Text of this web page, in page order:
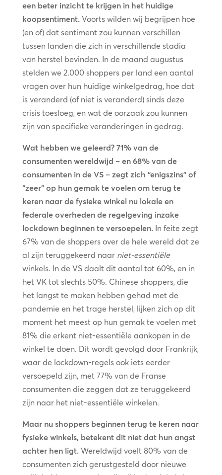
een beter inzicht te krijgen in het huidige
koopsentiment.Voorts wilden wij begrijpen hoe
(en of) dat sentiment zou kunnen verschillen
tussen landen die zich in verschillende stadia
van herstel bevinden. In de maand augustus
stelden we 2.000 shoppers per land een aantal
vragen over hun huidige winkelgedrag, hoe dat
is veranderd (of niet is veranderd) sinds deze
crisis toesloeg, en wat de oorzaak zou kunnen
zijn van specifieke veranderingen in gedrag.
Wat hebben we geleerd? 71% van de
consumenten wereldwijd – en 68% van de
consumenten in de VS – zegt zich “enigszins” of
“zeer” op hun gemak te voelen om terug te
keren naar de fysieke winkel nu lokale en
federale overheden de regelgeving inzake
lockdown beginnen te versoepelen.In feite zegt
67% van de shoppers over de hele wereld dat ze
al zijn teruggekeerd naar niet-essentiële
winkels. In de VS daalt dit aantal tot 60%, en in
het VK tot slechts 50%. Chinese shoppers, die
het langst te maken hebben gehad met de
pandemie en het trage herstel, lijken zich op dit
moment het meest op hun gemak te voelen met
81% die erkent niet-essentiële aankopen in de
winkel te doen. Dit wordt gevolgd door Frankrijk,
waar de lockdown-regels ook iets eerder
versoepeld zijn, met 77% van de Franse
consumenten die zeggen dat ze teruggekeerd
zijn naar het niet-essentiële winkelen.
Maar nu shoppers beginnen terug te keren naar
fysieke winkels, betekent dit niet dat hun angst
achter hen ligt.Wereldwijd voelt 80% van de
consumenten zich gerustgesteld door nieuwe